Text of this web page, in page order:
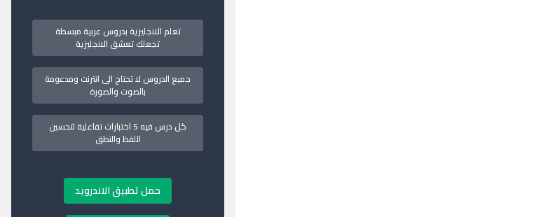
تعلم الانجليزية بدروس عربية مبسطة
تجعلك تعشق الانجليزية
جميع الدروس لا تحتاج الى انترنت ومدعومة
بالصوت والصورة
كل درس فيه 5 اختبارات تفاعلية لتحسين
اللفظ والنطق
حمل تطبيق الاندرويد